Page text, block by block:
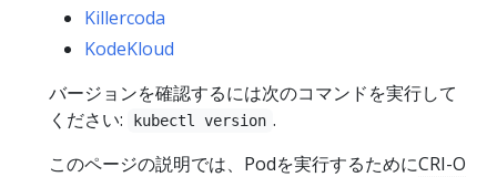
Killercoda
KodeKloud
バージョンを確認するには次のコマンドを実行して
ください:
kubectl version .
このページの説明では、Podを実行するためにCRI-O